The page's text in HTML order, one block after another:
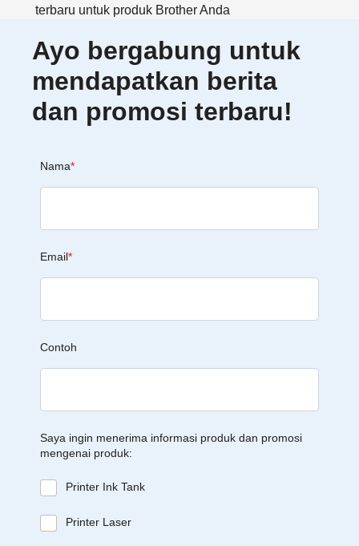
terbaru untuk produk Brother Anda
Lihat Unduhan
Ayo bergabung untuk
mendapatkan berita
dan promosi terbaru!
Nama*
Email*
Contoh
Saya ingin menerima informasi produk dan promosi
mengenai produk:
Printer Ink Tank
Printer Laser